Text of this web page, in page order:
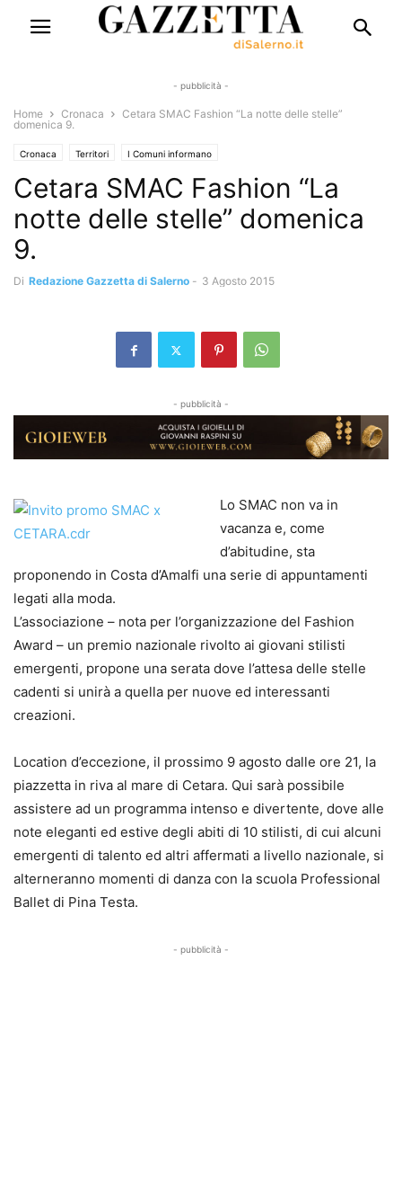
- pubblicità -
Home Cronaca
Cetara SMAC Fashion “La notte delle stelle”
domenica 9.
Cronaca Territori I Comuni informano
Cetara SMAC Fashion “La
notte delle stelle” domenica
9.
Di Redazione Gazzetta di Salerno - 3 Agosto 2015
- pubblicità -
Lo SMAC non va in
vacanza e, come
d’abitudine, sta
proponendo in Costa d’Amalfi una serie di appuntamenti
legati alla moda.
L’associazione – nota per l’organizzazione del Fashion
Award – un premio nazionale rivolto ai giovani stilisti
emergenti, propone una serata dove l’attesa delle stelle
cadenti si unirà a quella per nuove ed interessanti
creazioni.
Location d’eccezione, il prossimo 9 agosto dalle ore 21, la
piazzetta in riva al mare di Cetara. Qui sarà possibile
assistere ad un programma intenso e divertente, dove alle
note eleganti ed estive degli abiti di 10 stilisti, di cui alcuni
emergenti di talento ed altri affermati a livello nazionale, si
alterneranno momenti di danza con la scuola Professional
Ballet di Pina Testa.
- pubblicità -